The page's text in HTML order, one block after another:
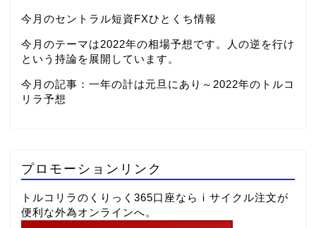
今月のセントラル短資FXひとくち情報
今月のテーマは2022年の相場予想です。人の逆を行け
という持論を展開しています。
今月の記事： 一年の計は元旦にあり～2022年のトルコ
リラ予想
プロモーションリンク
トルコリラのくりっく365口座ならⅰサイクル注文が
便利な外為オンラインへ。